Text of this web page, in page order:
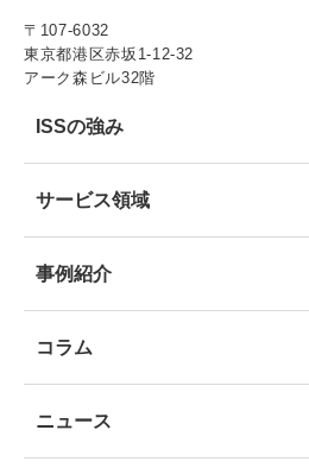
〒107-6032
東京都港区赤坂1-12-32
アーク森ビル32階
ISSの強み
サービス領域
事例紹介
コラム
ニュース